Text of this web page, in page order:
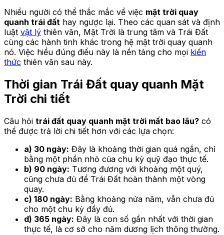
Nhiều người có thể thắc mắc về việc mặt trời quay
quanh trái đất hay ngược lại. Theo các quan sát và định
luật vật lý thiên văn, Mặt Trời là trung tâm và Trái Đất
cùng các hành tinh khác trong hệ mặt trời quay quanh
nó. Việc hiểu đúng điều này là nền tảng cho mọi kiến
thức thiên văn sau này.
Thời gian Trái Đất quay quanh Mặt
Trời chi tiết
Câu hỏi trái đất quay quanh mặt trời mất bao lâu? có
thể được trả lời chi tiết hơn với các lựa chọn:
a) 30 ngày: Đây là khoảng thời gian quá ngắn, chỉ
bằng một phần nhỏ của chu kỳ quỹ đạo thực tế.
b) 90 ngày: Tương đương với khoảng một quý,
cũng chưa đủ để Trái Đất hoàn thành một vòng
quay.
c) 180 ngày: Bằng khoảng nửa năm, vẫn chưa đủ
cho một chu kỳ đầy đủ.
d) 365 ngày: Đây là con số gần nhất với thời gian
thực tế, là cơ sở cho năm dương lịch thông thường.